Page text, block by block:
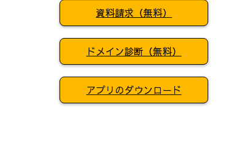
資料請求（無料）
ドメイン診断（無料）
アプリのダウンロード